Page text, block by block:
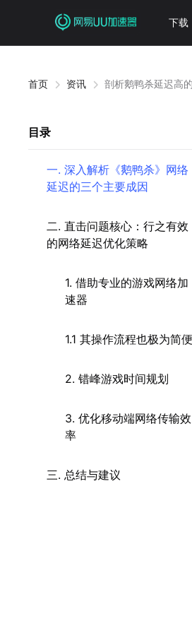
下载
首页 资讯 剖析鹅鸭杀延迟高
目录
一. 深入解析《鹅鸭杀》网络
延迟的三个主要成因
二. 直击问题核心：行之有效
的网络延迟优化策略
1. 借助专业的游戏网络加
速器
1.1 其操作流程也极为简便
2. 错峰游戏时间规划
3. 优化移动端网络传输效
率
三. 总结与建议